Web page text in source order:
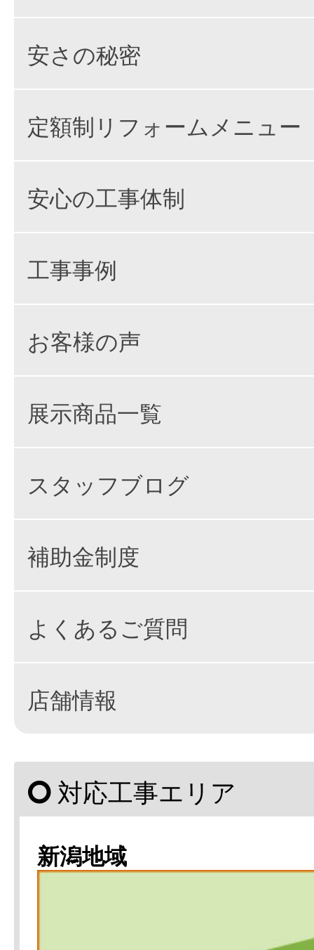
安さの秘密
定額制リフォームメニュー
安心の工事体制
工事事例
お客様の声
展示商品一覧
スタッフブログ
補助金制度
よくあるご質問
店舗情報
対応工事エリア
新潟地域